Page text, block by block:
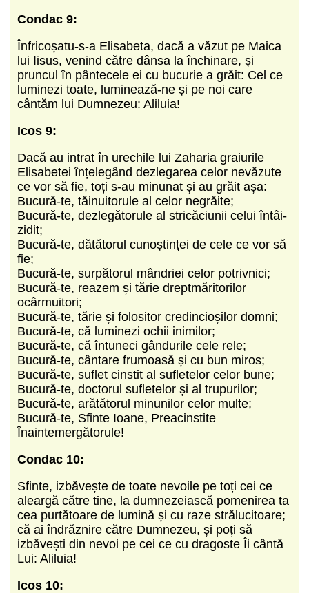
Condac 9:
Înfricoșatu-s-a Elisabeta, dacă a văzut pe Maica
lui Iisus, venind către dânsa la închinare, și
pruncul în pântecele ei cu bucurie a grăit: Cel ce
luminezi toate, luminează-ne și pe noi care
cântăm lui Dumnezeu: Aliluia!
Icos 9:
Dacă au intrat în urechile lui Zaharia graiurile
Elisabetei înțelegând dezlegarea celor nevăzute
ce vor să fie, toți s-au minunat și au grăit așa:
Bucură-te, tăinuitorule al celor negrăite;
Bucură-te, dezlegătorule al stricăciunii celui întâi-
zidit;
Bucură-te, dătătorul cunoștinței de cele ce vor să
fie;
Bucură-te, surpătorul mândriei celor potrivnici;
Bucură-te, reazem și tărie dreptmăritorilor
ocârmuitori;
Bucură-te, tărie și folositor credincioșilor domni;
Bucură-te, că luminezi ochii inimilor;
Bucură-te, că întuneci gândurile cele rele;
Bucură-te, cântare frumoasă și cu bun miros;
Bucură-te, suflet cinstit al sufletelor celor bune;
Bucură-te, doctorul sufletelor și al trupurilor;
Bucură-te, arătătorul minunilor celor multe;
Bucură-te, Sfinte Ioane, Preacinstite
Înaintemergătorule!
Condac 10:
Sfinte, izbăvește de toate nevoile pe toți cei ce
aleargă către tine, la dumnezeiască pomenirea ta
cea purtătoare de lumină și cu raze strălucitoare;
că ai îndrăznire către Dumnezeu, și poți să
izbăvești din nevoi pe cei ce cu dragoste Îi cântă
Lui: Aliluia!
Icos 10: